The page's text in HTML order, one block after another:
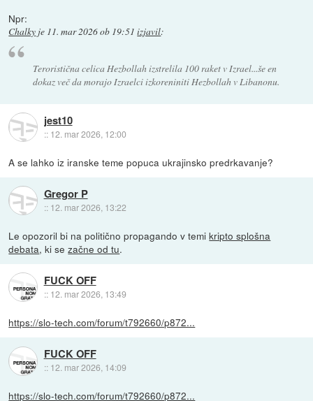
Npr:
Chalky je 11. mar 2026 ob 19:51 izjavil:
Teroristična celica Hezbollah izstrelila 100 raket v Izrael...še en
dokaz več da morajo Izraelci izkoreniniti Hezbollah v Libanonu.
jest10
:: 12. mar 2026, 12:00
A se lahko iz iranske teme popuca ukrajinsko predrkavanje?
Gregor P
:: 12. mar 2026, 13:22
Le opozoril bi na politično propagando v temikripto splošna
debata, ki sezačne od tu.
FUCK OFF
:: 12. mar 2026, 13:49
https://slo-tech.com/forum/t792660/p872...
FUCK OFF
:: 12. mar 2026, 14:09
https://slo-tech.com/forum/t792660/p872...